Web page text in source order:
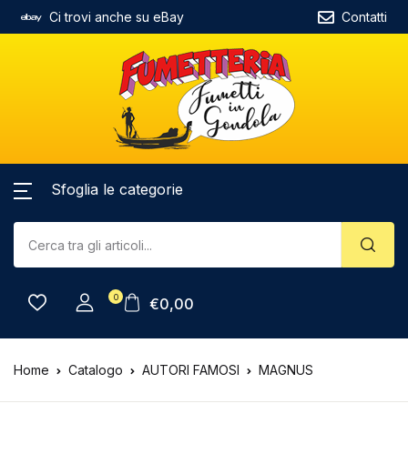
Ci trovi anche su eBay Contatti
Sfoglia le categorie
0 €0,00
Home Catalogo AUTORI FAMOSI MAGNUS